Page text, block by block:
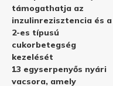
támogathatja az
inzulinrezisztencia és a
2-es típusú
cukorbetegség
kezelését
13 egyserpenyős nyári
vacsora, amely